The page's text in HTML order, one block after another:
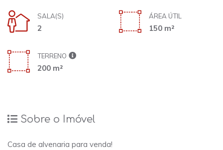
SALA(S)
2
ÁREA ÚTIL
150 m²
TERRENO
200 m²
Sobre o Imóvel
Casa de alvenaria para venda!